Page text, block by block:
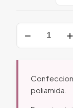
Unidades
Modeladora
poliamida.